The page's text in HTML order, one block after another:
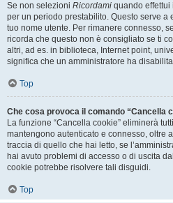
Se non selezioni Ricordami quando effettui
per un periodo prestabilito. Questo serve a
tuo nome utente. Per rimanere connesso,
ricorda che questo non è consigliato se ti
altri, ad es. in biblioteca, Internet point,
significa che un amministratore ha
Top
Che cosa provoca il comando “Cancella
La funzione “Cancella cookie” eliminerà
mantengono autenticato e connesso, oltre
traccia di quello che hai letto, se
hai avuto problemi di accesso o di uscita
cookie potrebbe risolvere tali disguidi.
Top